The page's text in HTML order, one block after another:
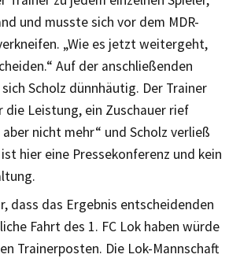
und musste sich vor dem MDR-
„Wie es jetzt weitergeht,
Auf der anschließenden
Scholz dünnhäutig. Der Trainer
Leistung, ein Zuschauer rief
nicht mehr“ und Scholz verließ
hier eine Pressekonferenz und kein
dass das Ergebnis entscheidenden
Fahrt des 1. FC Lok haben würde
Trainerposten. Die Lok-Mannschaft